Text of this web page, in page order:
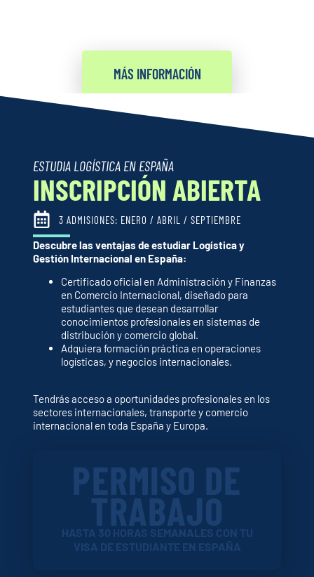
MÁS INFORMACIÓN
ESTUDIA LOGÍSTICA EN ESPAÑA
INSCRIPCIÓN ABIERTA
3 ADMISIONES: ENERO / ABRIL / SEPTIEMBRE
Descubre las ventajas de estudiar Logística y
Gestión Internacional en España:
Certificado oficial en Administración y Finanzas
en Comercio Internacional, diseñado para
estudiantes que desean desarrollar
conocimientos profesionales en sistemas de
distribución y comercio global.
Adquiera formación práctica en operaciones
logísticas, y negocios internacionales.
Tendrás acceso a oportunidades profesionales en los
sectores internacionales, transporte y comercio
internacional en toda España y Europa.
PERMISO DE
TRABAJO
HASTA 30 HORAS SEMANALES CON TU
VISA DE ESTUDIANTE EN ESPAÑA